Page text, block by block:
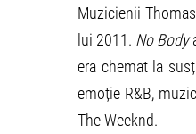
Muzicienii
lui 2011. No Body
era chemat la
emoție R&B,
The Weeknd.